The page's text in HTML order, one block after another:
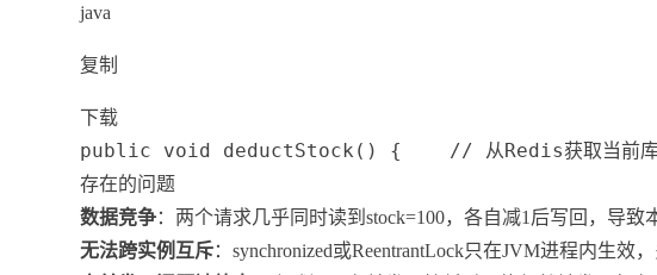
java
复制
下载
public void deductStock() {    // 从Redis获取当
存在的问题
数据竞争：两个请求几乎同时读到stock=100，各自减1后写回，导致
无法跨实例互斥：synchronized或ReentrantLock只在JVM进程内生效